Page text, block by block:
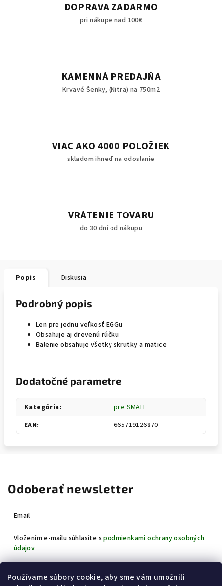
Používame súbory cookie, aby sme vám umožnili
DOPRAVA ZADARMO
pri nákupe nad 100€
KAMENNÁ PREDAJŇA
Krvavé Šenky, (Nitra) na 750m2
VIAC AKO 4000 POLOŽIEK
skladom ihneď na odoslanie
VRÁTENIE TOVARU
do 30 dní od nákupu
Popis Diskusia
Podrobný popis
Len pre jednu veľkosť EGGu
Obsahuje aj drevenú rúčku
Balenie obsahuje všetky skrutky a matice
Dodatočné parametre
Kategória:
pre SMALL
EAN: 665719126870
Odoberať newsletter
Email
Vložením e-mailu súhlasíte spodmienkami ochrany osobných
údajov
Prihlásiť sa